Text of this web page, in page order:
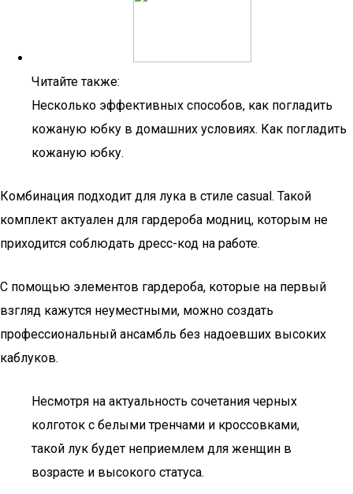
Читайте также:
Несколько эффективных способов, как погладить
кожаную юбку в домашних условиях. Как погладить
кожаную юбку.
Комбинация подходит для лука в стиле casual. Такой
комплект актуален для гардероба модниц, которым не
приходится соблюдать дресс-код на работе.
С помощью элементов гардероба, которые на первый
взгляд кажутся неуместными, можно создать
профессиональный ансамбль без надоевших высоких
каблуков.
Несмотря на актуальность сочетания черных
колготок с белыми тренчами и кроссовками,
такой лук будет неприемлем для женщин в
возрасте и высокого статуса.